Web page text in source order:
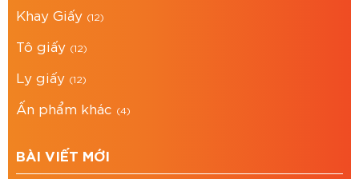
Bao Bì Asia tự hào là đơn vị in ấn trên mọi chất
phố Hồ Chí Minh. Chúng tôi cung cấp dịch vụ: in
hộp giấy carton, in thùng carton,.. theo yêu cầu.
Địa chỉ: 766/18 Lạc Long Quân, Phường 9, Tân
Hotline: 0867886811
Khay Giấy (12)
Tô giấy (12)
Ly giấy (12)
Ấn phẩm khác (4)
BÀI VIẾT MỚI